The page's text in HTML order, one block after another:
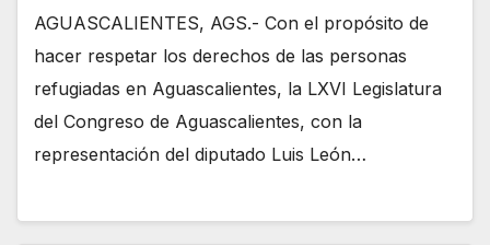
AGUASCALIENTES, AGS.- Con el propósito de
hacer respetar los derechos de las personas
refugiadas en Aguascalientes, la LXVI Legislatura
del Congreso de Aguascalientes, con la
representación del diputado Luis León…